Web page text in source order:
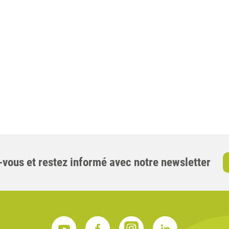
vous et restez informé avec notre newsletter